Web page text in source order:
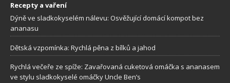
Recepty a vaření
Dýně ve sladkokyselém nálevu: Osvěžující domácí kompot bez
ananasu
Dětská vzpomínka: Rychlá pěna z bílků a jahod
Rychlá večeře ze spíže: Zavařovaná cuketová omáčka s ananasem
ve stylu sladkokyselé omáčky Uncle Ben’s